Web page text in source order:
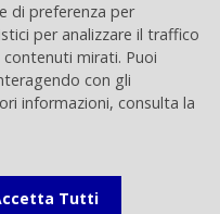
di preferenza per
per analizzare il traffico
mirati. Puoi
con gli
informazioni, consulta la
Tutti